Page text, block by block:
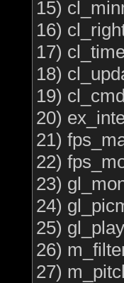
15)
16)
17)
18)
19)
20)
21)
22)
23)
24)
25)
26)
27)